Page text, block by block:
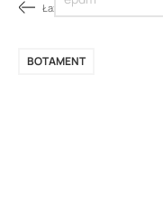
Łazienka
BOTAMENT